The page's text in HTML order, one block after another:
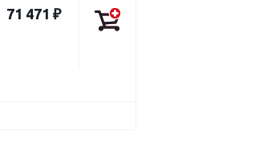
71 471 ₽